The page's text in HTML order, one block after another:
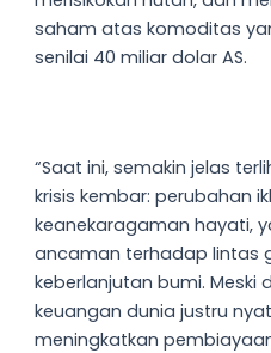
saham atas komoditas
senilai 40 miliar dolar AS.
“Saat ini, semakin jelas
krisis kembar: perubahan
keanekaragaman hayati,
ancaman terhadap lintas
keberlanjutan bumi. Meski
keuangan dunia justru
meningkatkan